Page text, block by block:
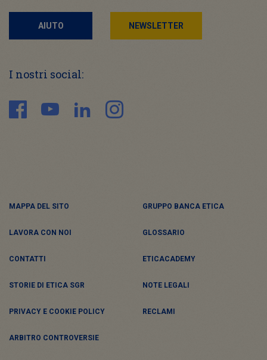
AIUTO NEWSLETTER
I nostri social:
MAPPA DEL SITO GRUPPO BANCA ETICA
LAVORA CON NOI GLOSSARIO
CONTATTI ETICACADEMY
STORIE DI ETICA SGR NOTE LEGALI
PRIVACY E COOKIE POLICY RECLAMI
ARBITRO CONTROVERSIE